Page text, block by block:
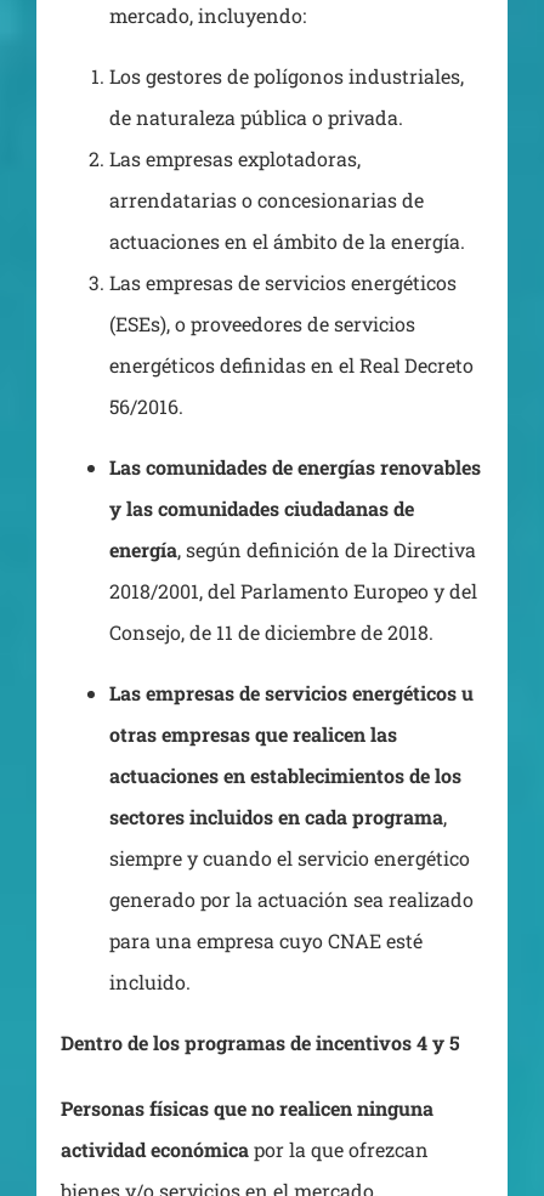
mercado, incluyendo:
Los gestores de polígonos industriales,
de naturaleza pública o privada.
Las empresas explotadoras,
arrendatarias o concesionarias de
actuaciones en el ámbito de la energía.
Las empresas de servicios energéticos
(ESEs), o proveedores de servicios
energéticos definidas en el Real Decreto
56/2016.
Las comunidades de energías renovables
y las comunidades ciudadanas de
energía, según definición de la Directiva
2018/2001, del Parlamento Europeo y del
Consejo, de 11 de diciembre de 2018.
Las empresas de servicios energéticos u
otras empresas que realicen las
actuaciones en establecimientos de los
sectores incluidos en cada programa,
siempre y cuando el servicio energético
generado por la actuación sea realizado
para una empresa cuyo CNAE esté
incluido.
Dentro de los programas de incentivos 4 y 5
Personas físicas que no realicen ninguna
actividad económicapor la que ofrezcan
bienes y/o servicios en el mercado.